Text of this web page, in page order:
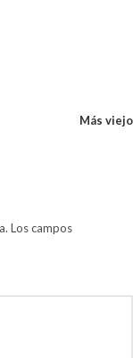
Más viejo
Los campos